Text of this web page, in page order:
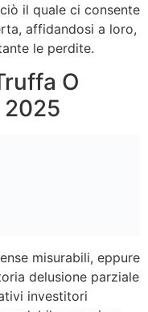
il quale ci consente
affidandosi a loro,
le perdite.
O
2025